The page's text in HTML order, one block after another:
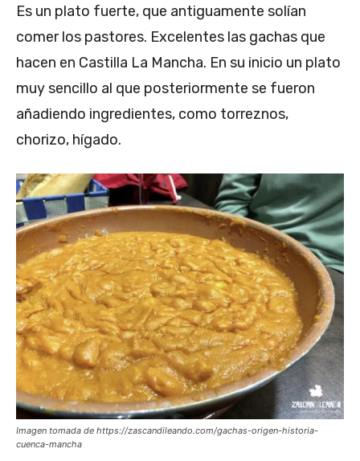
Es un plato fuerte, que antiguamente solían
comer los pastores. Excelentes las gachas que
hacen en Castilla La Mancha. En su inicio un plato
muy sencillo al que posteriormente se fueron
añadiendo ingredientes, como torreznos,
chorizo, hígado.
Imagen tomada de https://zascandileando.com/gachas-origen-historia-
cuenca-mancha